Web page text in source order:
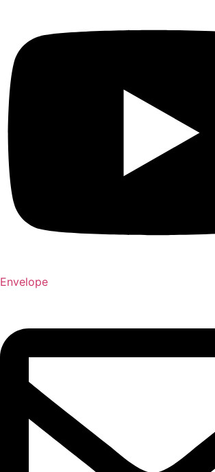
Envelope